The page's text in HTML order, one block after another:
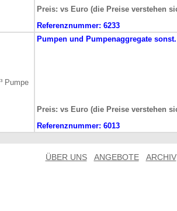
Preis: vs Euro (die Preise verstehen
Referenznummer: 6233
Pumpe
Pumpen und Pumpenaggregate
Preis: vs Euro (die Preise verstehen
Referenznummer: 6013
ÜBER UNS ANGEBOTE ARCHIV